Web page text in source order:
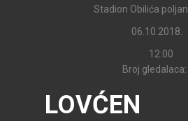
Stadion Obilića
06.10.2018.
12:00
Broj gledalaca:
LOVĆEN